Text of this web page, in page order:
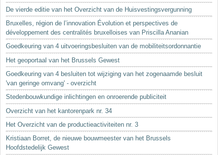
De vierde editie van het Overzicht van de Huisvestingsvergunning
Bruxelles, région de l’innovation Évolution et perspectives de
développement des centralités bruxelloises van Priscilla Ananian
Goedkeuring van 4 uitvoeringsbesluiten van de mobiliteitsordonnantie
Het geoportaal van het Brussels Gewest
Goedkeuring van 4 besluiten tot wijziging van het zogenaamde besluit
'van geringe omvang' - overzicht
Stedenbouwkundige inlichtingen en onroerende publiciteit
Overzicht van het kantorenpark nr. 34
Het Overzicht van de productieactiviteiten nr. 3
Kristiaan Borret, de nieuwe bouwmeester van het Brussels
Hoofdstedelijk Gewest